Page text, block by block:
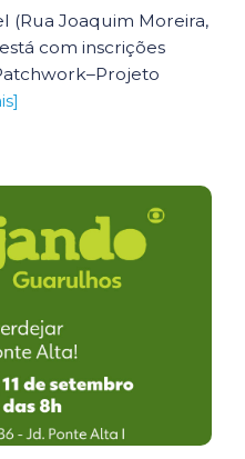
(Rua Joaquim Moreira,
com inscrições